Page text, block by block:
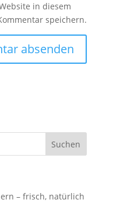
in diesem
speichern.
– frisch, natürlich